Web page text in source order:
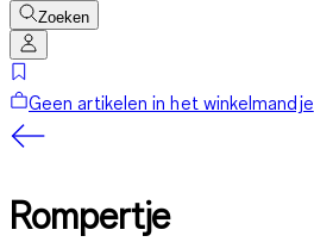
Zoeken
Geen artikelen in het winkelmandje
Rompertje